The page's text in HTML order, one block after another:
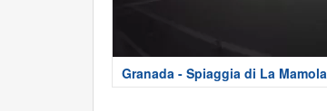
Granada - Spiaggia di La Mamola